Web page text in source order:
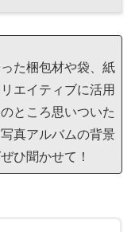
た梱包材や袋、紙
エイティブに活用
ところ思いついた
真アルバムの背景
ひ聞かせて！